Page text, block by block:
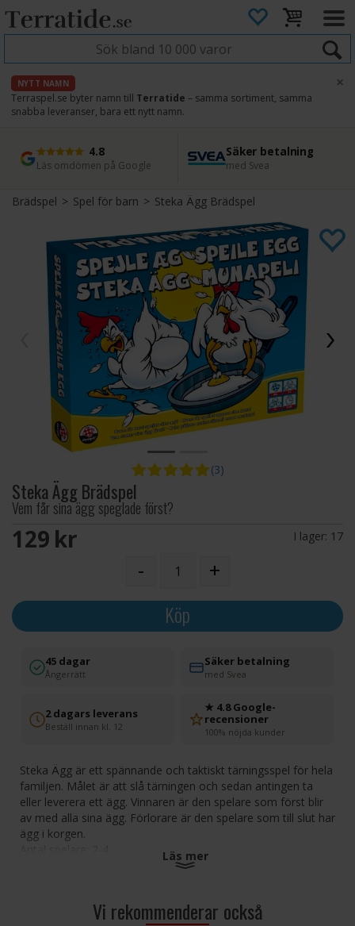
NYTT NAMN
Terraspel.se byter namn till Terratide – samma sortiment, samma
snabba leveranser, bara ett nytt namn.
×
4.8
Läs omdömen på Google
Säker betalning
med Svea
Snabb leverans
Direkt från lager
45 dagars ångerrätt
Enkel retur
Brädspel>Spel för barn>Steka Ägg Brädspel
(3)
Steka Ägg Brädspel
Vem får sina ägg speglade först?
129 SEK I lager: 17
- +
Köp
45 dagar
Ångerrätt
Säker betalning
med Svea
2 dagars leverans
Beställ innan kl. 12
★ 4.8 Google-
recensioner
100% nöjda kunder
Steka Ägg är ett spännande och taktiskt tärningsspel för hela
familjen. Målet är att slå tärningen och sedan antingen ta
eller leverera ett ägg. Vinnaren är den spelare som först blir
av med alla sina ägg. Förlorare är den spelare som till slut har
ägg i korgen.
Läs mer
Vi rekommenderar också